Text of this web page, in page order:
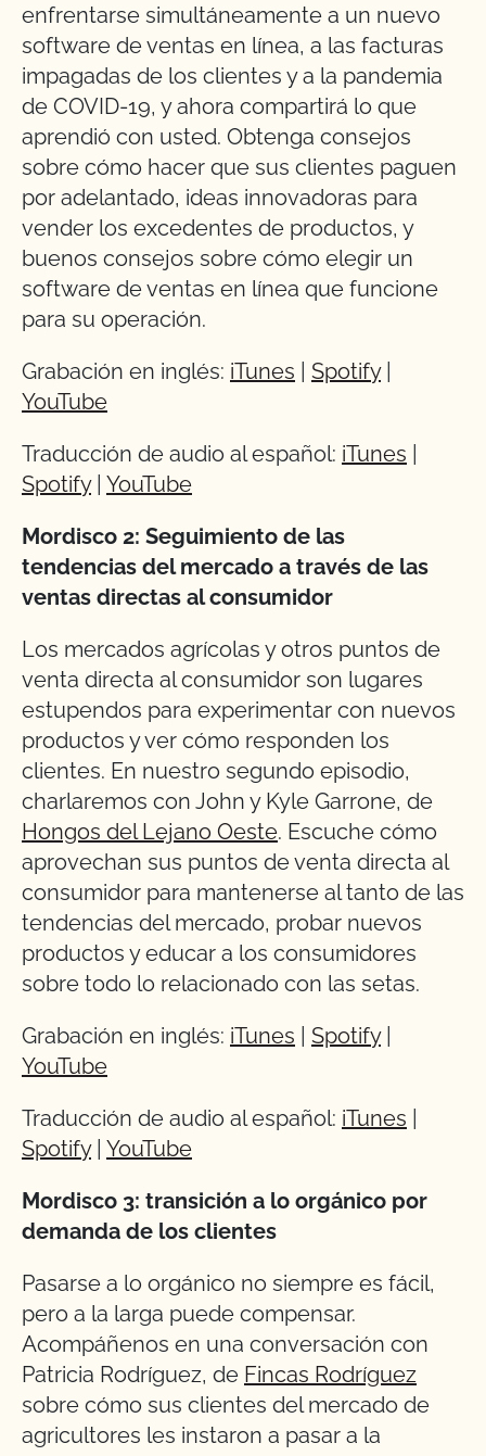
enfrentarse simultáneamente a un nuevo
software de ventas en línea, a las facturas
impagadas de los clientes y a la pandemia
de COVID-19, y ahora compartirá lo que
aprendió con usted. Obtenga consejos
sobre cómo hacer que sus clientes paguen
por adelantado, ideas innovadoras para
vender los excedentes de productos, y
buenos consejos sobre cómo elegir un
software de ventas en línea que funcione
para su operación.
Grabación en inglés: iTunes Spotify|
YouTube
Traducción de audio al español: iTunes
Spotify| YouTube
Mordisco 2: Seguimiento de las
tendencias del mercado a través de las
ventas directas al consumidor
Los mercados agrícolas y otros puntos de
venta directa al consumidor son lugares
estupendos para experimentar con nuevos
productos y ver cómo responden los
clientes. En nuestro segundo episodio,
charlaremos con John y Kyle Garrone, de
Hongos del Lejano Oeste. Escuche cómo
aprovechan sus puntos de venta directa al
consumidor para mantenerse al tanto de las
tendencias del mercado, probar nuevos
productos y educar a los consumidores
sobre todo lo relacionado con las setas.
Grabación en inglés: iTunes Spotify|
YouTube
Traducción de audio al español: iTunes
Spotify| YouTube
Mordisco 3: transición a lo orgánico por
demanda de los clientes
Pasarse a lo orgánico no siempre es fácil,
pero a la larga puede compensar.
Acompáñenos en una conversación con
Patricia Rodríguez, de Fincas Rodríguez
sobre cómo sus clientes del mercado de
agricultores les instaron a pasar a la